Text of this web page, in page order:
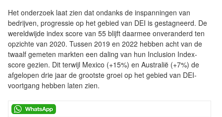
Het onderzoek laat zien dat ondanks de inspanningen van
bedrijven, progressie op het gebied van DEI is gestagneerd. De
wereldwijde index score van 55 blijft daarmee onveranderd ten
opzichte van 2020. Tussen 2019 en 2022 hebben acht van de
twaalf gemeten markten een daling van hun Inclusion Index-
score gezien. Dit terwijl Mexico (+15%) en Australië (+7%) de
afgelopen drie jaar de grootste groei op het gebied van DEI-
voortgang hebben laten zien.